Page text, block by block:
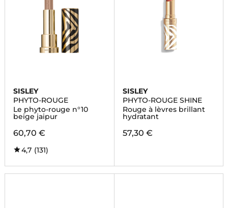
SISLEY
PHYTO-ROUGE
Le phyto-rouge n°10
beige jaipur
60,70 €
4,7 (131)
SISLEY
PHYTO-ROUGE SHINE
Rouge à lèvres brillant
hydratant
57,30 €